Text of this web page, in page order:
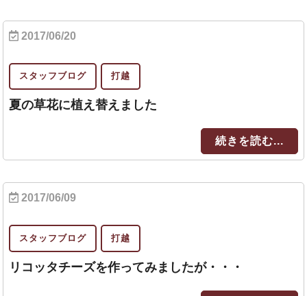
2017/06/20
スタッフブログ 打越
夏の草花に植え替えました
続きを読む...
2017/06/09
スタッフブログ 打越
リコッタチーズを作ってみましたが・・・